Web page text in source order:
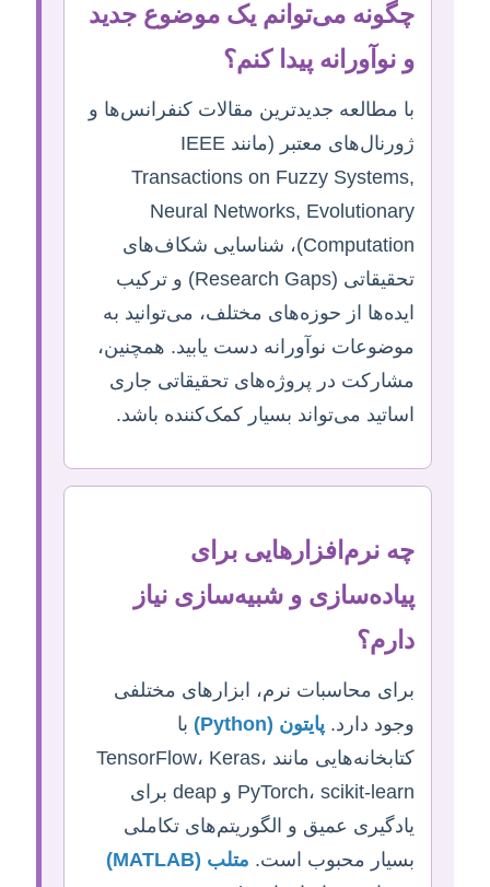
چگونه می‌توانم یک موضوع جدید
و نوآورانه پیدا کنم؟
با مطالعه جدیدترین مقالات کنفرانس‌ها و
ژورنال‌های معتبر (مانند IEEE
Transactions on Fuzzy Systems,
Neural Networks, Evolutionary
Computation)، شناسایی شکاف‌های
تحقیقاتی (Research Gaps) و ترکیب
ایده‌ها از حوزه‌های مختلف، می‌توانید به
موضوعات نوآورانه دست یابید. همچنین،
مشارکت در پروژه‌های تحقیقاتی جاری
اساتید می‌تواند بسیار کمک‌کننده باشد.
چه نرم‌افزارهایی برای
پیاده‌سازی و شبیه‌سازی نیاز
دارم؟
برای محاسبات نرم، ابزارهای مختلفی
وجود دارد. پایتون (Python)
با
کتابخانه‌هایی مانند TensorFlow، Keras،
PyTorch، scikit-learn و deap برای
یادگیری عمیق و الگوریتم‌های تکاملی
بسیار محبوب است. متلب (MATLAB)